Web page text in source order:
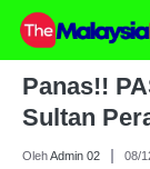
Skip
content
Panas!!
Sultan
OlehAdmin 02 08/